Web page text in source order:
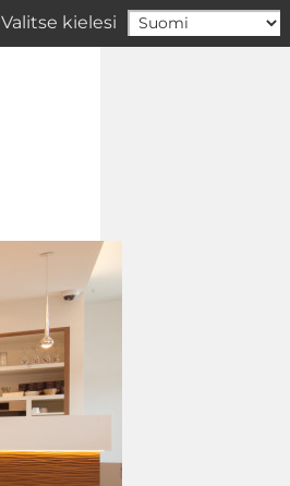
Valitse kielesi